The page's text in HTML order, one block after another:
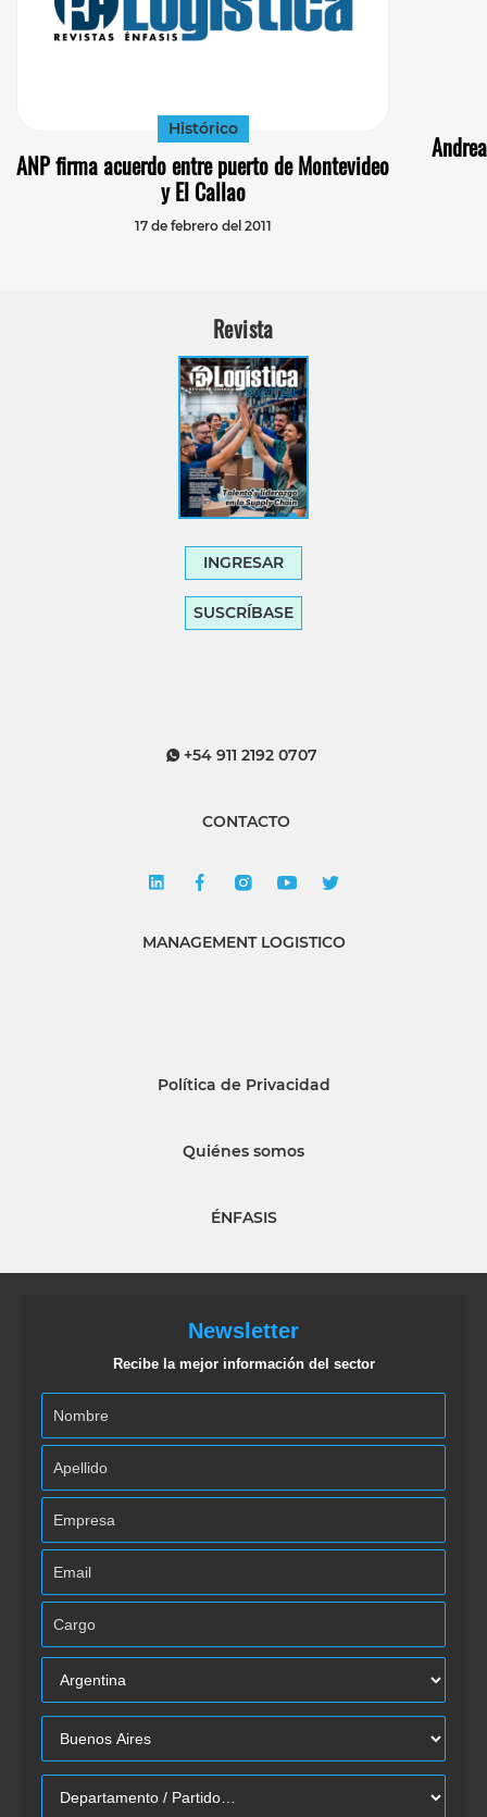
Histórico
ANP firma acuerdo entre puerto de Montevideo
y El Callao
17 de febrero del 2011
Revista
INGRESAR
SUSCRÍBASE
+54 911 2192 0707
CONTACTO
MANAGEMENT LOGISTICO
Política de Privacidad
Quiénes somos
ÉNFASIS
Newsletter
Recibe la mejor información del sector